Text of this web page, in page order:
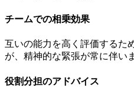
チームでの相乗効果
互いの能力 を高 く 評価するた
が、 精神的な緊張が常に伴い ま
役割分担のアドバイス